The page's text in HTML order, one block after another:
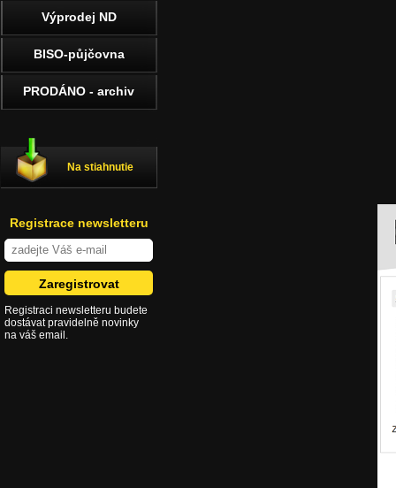
Výprodej ND
BISO-půjčovna
PRODÁNO - archiv
Na stiahnutie
Registrace newsletteru
Registraci newsletteru budete
dostávat pravidelně novinky
na váš email.